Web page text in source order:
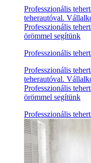
Professzionális
teherautóval.
Professzionális
örömmel segítünk
Professzionális
Professzionális
teherautóval.
Professzionális
örömmel segítünk
Professzionális